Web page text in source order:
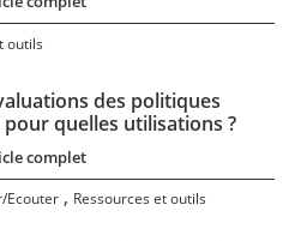
outils
des politiques
quelles utilisations ?
complet
Ecouter , Ressources et outils